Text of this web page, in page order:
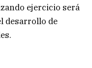
ejercicio será
desarrollo de